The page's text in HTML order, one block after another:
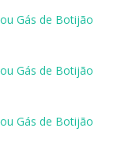
Gás de Botijão
Gás de Botijão
Gás de Botijão